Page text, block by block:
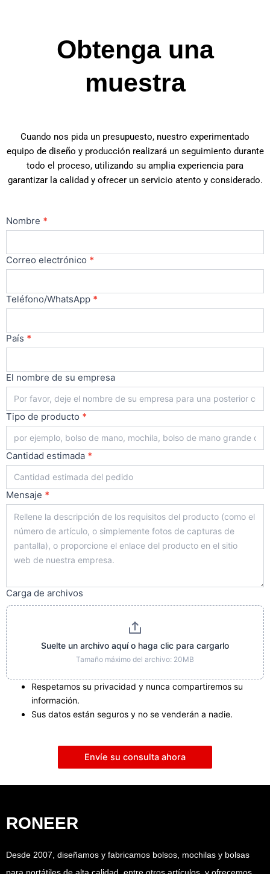
Obtenga una
muestra
Cuando nos pida un presupuesto, nuestro experimentado
equipo de diseño y producción realizará un seguimiento durante
todo el proceso, utilizando su amplia experiencia para
garantizar la calidad y ofrecer un servicio atento y considerado.
Contacto
principal
Nombre *
Correo electrónico *
Teléfono/WhatsApp *
País *
El nombre de su empresa
Tipo de producto *
Cantidad estimada *
Mensaje *
Carga de archivos
Suelte un archivo aquí o haga clic para cargarlo
Tamaño máximo del archivo: 20MB
Respetamos su privacidad y nunca compartiremos su
información.
Sus datos están seguros y no se venderán a nadie.
Envíe su consulta ahora
RONEER
Desde 2007, diseñamos y fabricamos bolsos, mochilas y bolsas